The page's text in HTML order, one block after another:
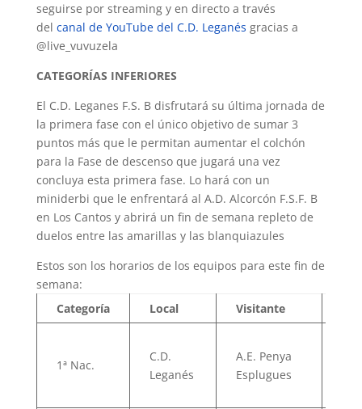
seguirse por streaming y en directo a través
del canal de YouTube del C.D. Leganés gracias a
@live_vuvuzela
CATEGORÍAS INFERIORES
El C.D. Leganes F.S. B disfrutará su última jornada de
la primera fase con el único objetivo de sumar 3
puntos más que le permitan aumentar el colchón
para la Fase de descenso que jugará una vez
concluya esta primera fase. Lo hará con un
miniderbi que le enfrentará al A.D. Alcorcón F.S.F. B
en Los Cantos y abrirá un fin de semana repleto de
duelos entre las amarillas y las blanquiazules
Estos son los horarios de los equipos para este fin de
semana:
Categoría
Local Visitante
1ª Nac.
C.D.
Leganés
A.E. Penya
Esplugues